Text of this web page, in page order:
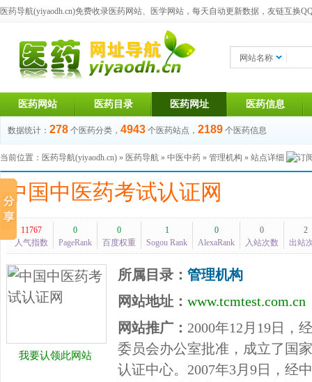
医药导航(yiyaodh.cn)免费收录医药网站、医学网站，每天自动更新数据，友链互换
网站名称
医药网站 医药目录 医药网址 医药信息
数据统计： 278 个医药分类， 4943 个医药站点， 2189 个医药信息
当前位置： 医药导航(yiyaodh.cn) » 医药导航 » 中医中药 » 管理机构 » 站点详细
中国中医药考试认证网
11767
人气指数
0
PageRank
0
百度权重
1
Sogou Rank
0
AlexaRank
0
入站次数
2
出站
我要认领此网站
所属目录： 管理机构
网站地址： www.tcmtest.com.cn
网站推广： 2000年12月19日，
委员会办公室批准，成立了国
认证中心。2007年3月9日，经